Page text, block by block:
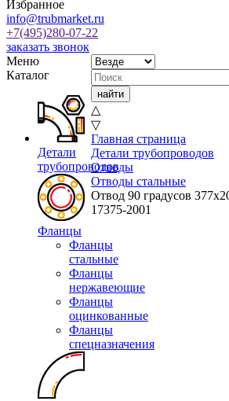
Избранное
info@trubmarket.ru
+7(495)280-07-22
заказать звонок
Меню
Каталог
Детали
трубопроводов
Фланцы
Фланцы
стальные
Фланцы
нержавеющие
Фланцы
оцинкованные
Фланцы
спецназначения
△
▽
Главная страница
Детали трубопроводов
Отводы
Отводы стальные
Отвод 90 градусов
17375-2001